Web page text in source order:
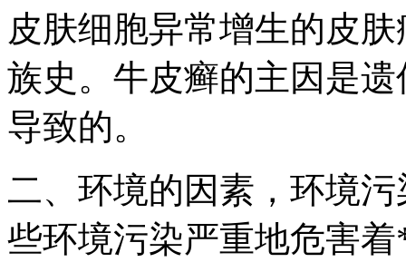
皮肤细胞异常增生的皮
族史。牛皮癣的主因是
导致的。
二、环境的因素，环境
些环境污染严重地危害